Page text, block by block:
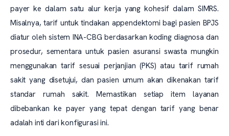
payer ke dalam satu alur kerja yang kohesif dalam SIMRS.
Misalnya, tarif untuk tindakan appendektomi bagi pasien BPJS
diatur oleh sistem INA-CBG berdasarkan koding diagnosa dan
prosedur, sementara untuk pasien asuransi swasta mungkin
menggunakan tarif sesuai perjanjian (PKS) atau tarif rumah
sakit yang disetujui, dan pasien umum akan dikenakan tarif
standar rumah sakit. Memastikan setiap item layanan
dibebankan ke payer yang tepat dengan tarif yang benar
adalah inti dari konfigurasi ini.